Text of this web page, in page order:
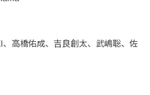
高橋佑成、吉良創太、武嶋聡、佐